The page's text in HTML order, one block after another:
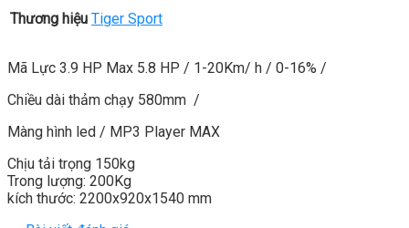
Thương hiệu Tiger Sport
Mã Lực 3.9 HP Max 5.8 HP / 1-20Km/ h / 0-16% /
Chiều dài thảm chạy 580mm /
Màng hình led / MP3 Player MAX
Chịu tải trọng 150kg
Trong lượng: 200Kg
kích thước: 2200x920x1540 mm